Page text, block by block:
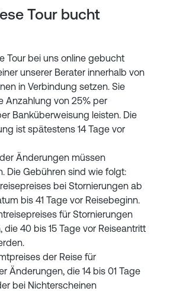
Tour bucht
Tour bei uns online gebucht
unserer Berater innerhalb von
in Verbindung setzen. Sie
Anzahlung von 25% per
Banküberweisung leisten. Die
ist spätestens 14 Tage vor
Änderungen müssen
Die Gebühren sind wie folgt:
bei Stornierungen ab
bis 41 Tage vor Reisebeginn.
für Stornierungen
40 bis 15 Tage vor Reiseantritt
der Reise für
Änderungen, die 14 bis 01 Tage
bei Nichterscheinen